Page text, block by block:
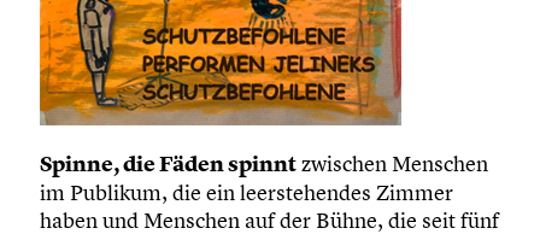
Spinne, die Fäden spinntzwischen Menschen
im Publikum, die ein leerstehendes Zimmer
haben und Menschen auf der Bühne, die seit fünf